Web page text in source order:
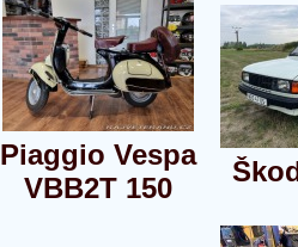
Piaggio Vespa
VBB2T 150